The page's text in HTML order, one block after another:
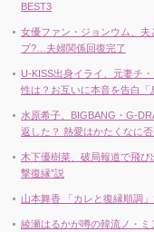
BEST3
女優ファン・ジョンウム、夫
ブ?…夫婦関係回復完了
U-KISS出身イライ、元妻チ
性は？お互いに本音を告白「
水原希子、BIGBANG・G-
返した？ 熱愛はかたくなに
木下優樹菜、破局報道で飛び
撃復縁”説
山本舞香 「カレと復縁順調
綾瀬はるかが噂の韓流ノ・